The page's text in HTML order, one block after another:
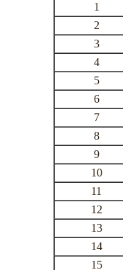
1
2
3
4
5
6
7
8
9
10
11
12
13
14
15